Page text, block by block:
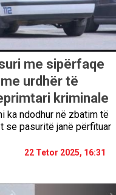
me sipërfaqe
urdhër të
kriminale
ka ndodhur në zbatim të
se pasuritë janë përfituar
22 Tetor 2025, 16:31